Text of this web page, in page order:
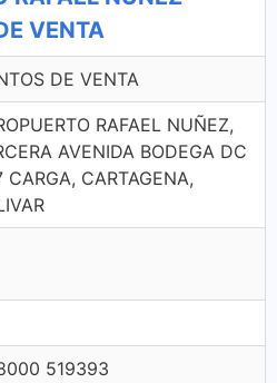
VENTA
DE VENTA
RAFAEL NUÑEZ,
AVENIDA BODEGA DC
CARGA, CARTAGENA,
519393